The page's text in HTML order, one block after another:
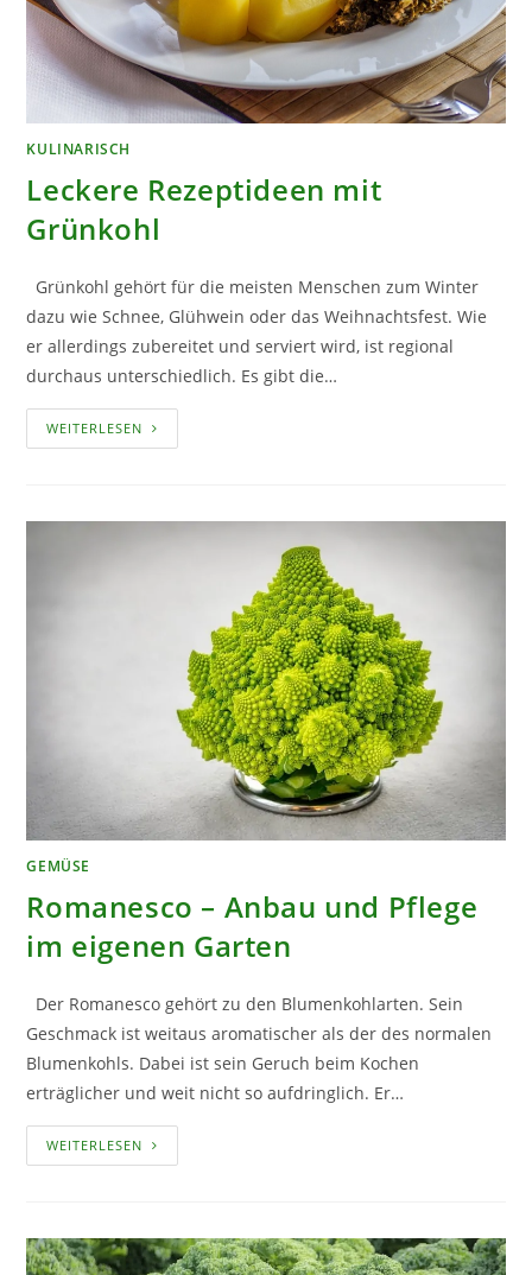
KULINARISCH
Leckere Rezeptideen mit
Grünkohl
Grünkohl gehört für die meisten Menschen zum Winter
dazu wie Schnee, Glühwein oder das Weihnachtsfest. Wie
er allerdings zubereitet und serviert wird, ist regional
durchaus unterschiedlich. Es gibt die…
WEITERLESEN LECKERE
REZEPTIDEEN
GEMÜSE
Romanesco – Anbau und Pflege
im eigenen Garten
Der Romanesco gehört zu den Blumenkohlarten. Sein
Geschmack ist weitaus aromatischer als der des normalen
Blumenkohls. Dabei ist sein Geruch beim Kochen
erträglicher und weit nicht so aufdringlich. Er…
WEITERLESEN ROMANESCO
–
EIGENEN
GARTEN